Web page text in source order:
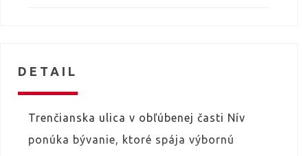
DETAIL
Trenčianska ulica v obľúbenej časti Nív
ponúka bývanie, ktoré spája výbornú